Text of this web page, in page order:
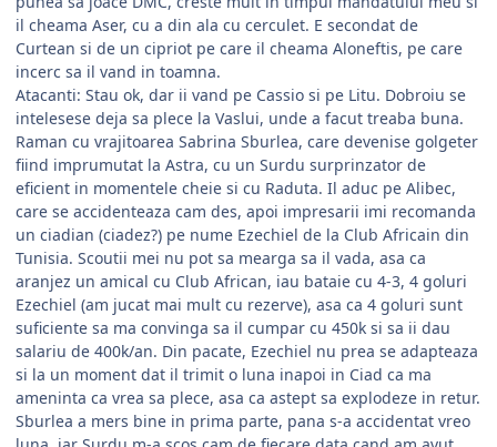
il cheama Aser, cu a din ala cu cerculet. E secondat de
Curtean si de un cipriot pe care il cheama Aloneftis, pe care
incerc sa il vand in toamna.
Atacanti: Stau ok, dar ii vand pe Cassio si pe Litu. Dobroiu se
intelesese deja sa plece la Vaslui, unde a facut treaba buna.
Raman cu vrajitoarea Sabrina Sburlea, care devenise golgeter
fiind imprumutat la Astra, cu un Surdu surprinzator de
eficient in momentele cheie si cu Raduta. Il aduc pe Alibec,
care se accidenteaza cam des, apoi impresarii imi recomanda
un ciadian (ciadez?) pe nume Ezechiel de la Club Africain din
Tunisia. Scoutii mei nu pot sa mearga sa il vada, asa ca
aranjez un amical cu Club African, iau bataie cu 4-3, 4 goluri
Ezechiel (am jucat mai mult cu rezerve), asa ca 4 goluri sunt
suficiente sa ma convinga sa il cumpar cu 450k si sa ii dau
salariu de 400k/an. Din pacate, Ezechiel nu prea se adapteaza
si la un moment dat il trimit o luna inapoi in Ciad ca ma
ameninta ca vrea sa plece, asa ca astept sa explodeze in retur.
Sburlea a mers bine in prima parte, pana s-a accidentat vreo